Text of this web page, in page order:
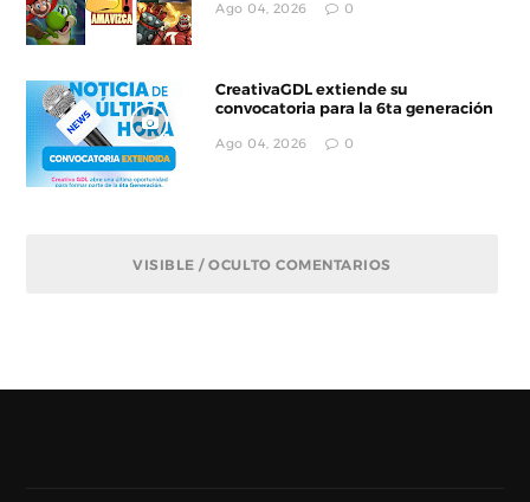
Ago 04, 2026 0
CreativaGDL extiende su
convocatoria para la 6ta generación
Ago 04, 2026 0
VISIBLE / OCULTO COMENTARIOS